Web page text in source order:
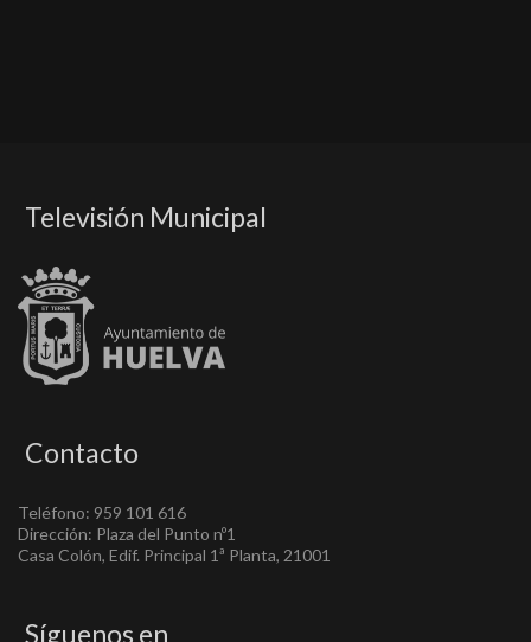
Televisión Municipal
Contacto
Teléfono: 959 101 616
Dirección: Plaza del Punto nº1
Casa Colón, Edif. Principal 1ª Planta, 21001
Síguenos en